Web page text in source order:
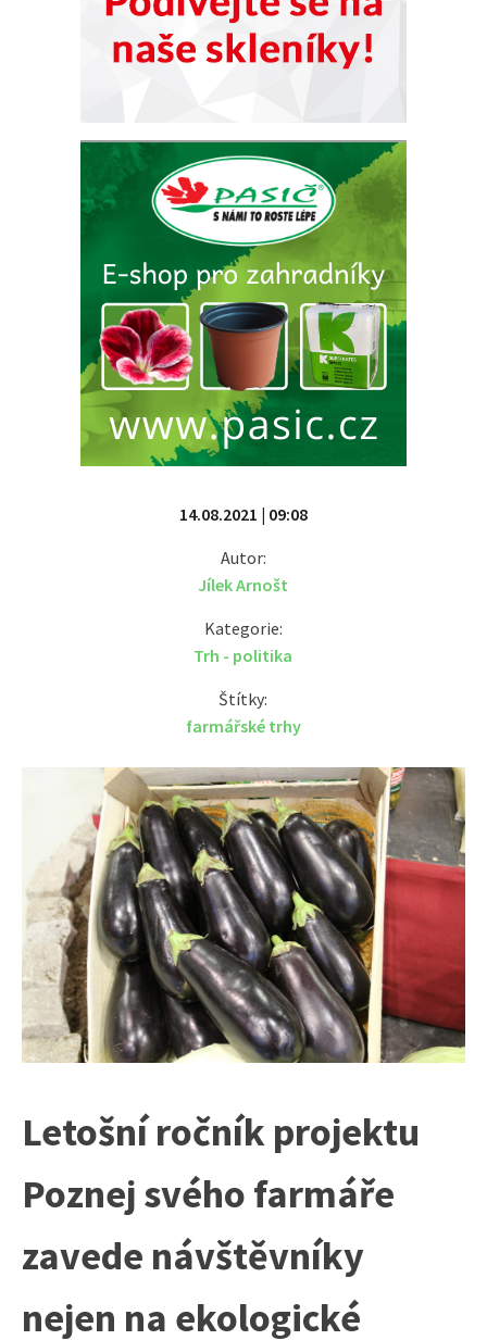
14.08.2021 | 09:08
Autor:
Jílek Arnošt
Kategorie:
Trh - politika
Štítky:
farmářské trhy
Letošní ročník projektu
Poznej svého farmáře
zavede návštěvníky
nejen na ekologické